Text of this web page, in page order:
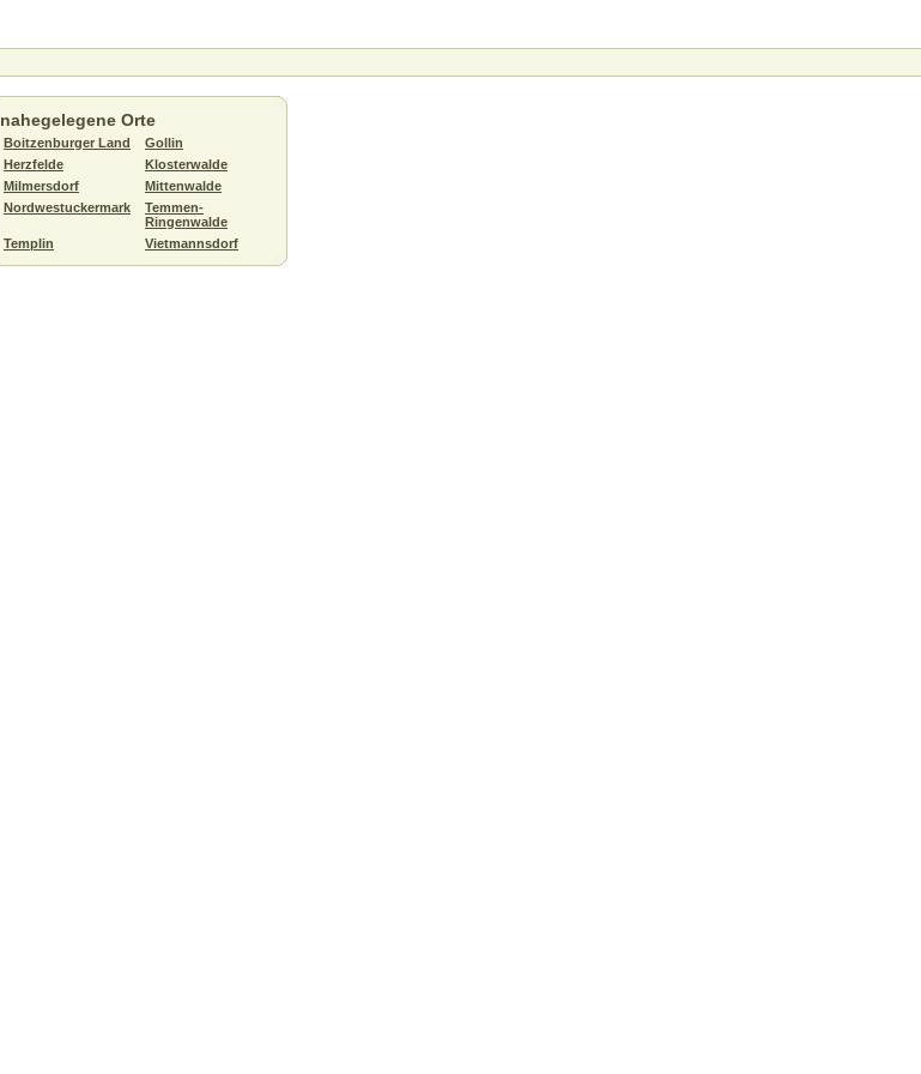
nahegelegene Orte
Boitzenburger Land
Gollin
Herzfelde
Klosterwalde
Milmersdorf
Mittenwalde
Nordwestuckermark
Temmen-
Ringenwalde
Templin
Vietmannsdorf